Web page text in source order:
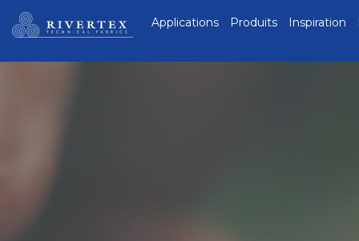
Rivertex Technical
Fabrics Group
Applications Produits Inspiration